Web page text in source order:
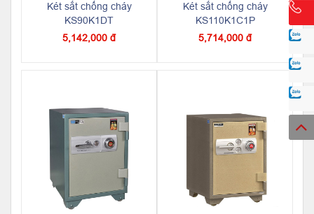
Két sắt chống cháy
KS90K1DT
5,142,000 đ
Két sắt chống cháy
KS110K1C1P
5,714,000 đ